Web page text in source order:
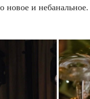
новое и небанальное.